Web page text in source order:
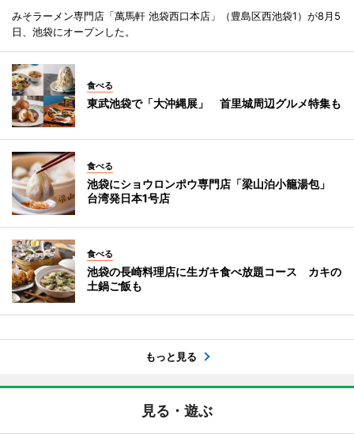
みそラーメン専門店「萬馬軒 池袋西口本店」（豊島区西池袋1）が8月5
日、池袋にオープンした。
食べる
東武池袋で「大沖縄展」 首里城周辺グルメ特集も
食べる
池袋にショウロンポウ専門店「梁山泊小籠湯包」
台湾発日本1号店
食べる
池袋の長崎料理店に生ガキ食べ放題コース カキの
土鍋ご飯も
もっと見る
見る・遊ぶ